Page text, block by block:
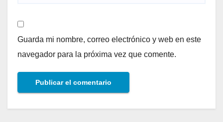
Guarda mi nombre, correo electrónico y web en este
navegador para la próxima vez que comente.